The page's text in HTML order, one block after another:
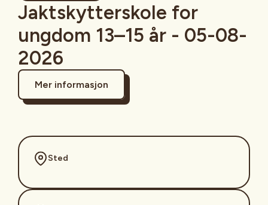
Jaktskytterskole for
ungdom 13–15 år - 05-08-
2026
Mer informasjon
Sted